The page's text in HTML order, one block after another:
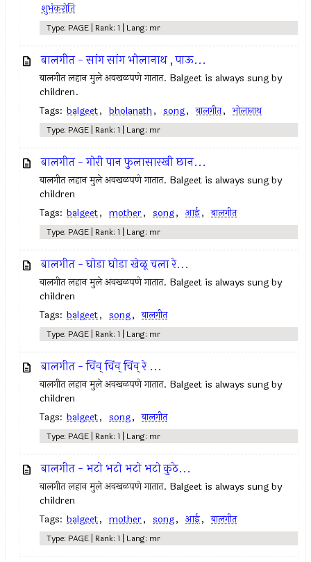
शुभंकरोति
Type: PAGE | Rank: 1 | Lang: mr
बालगीत - सांग सांग भोलानाथ , पाऊ...
बालगीत लहान मुले अवखळपणे गातात. Balgeet is always sung by
children.
Tags: balgeet, bholanath, song, बालगीत, भोलानाथ
Type: PAGE | Rank: 1 | Lang: mr
बालगीत - गोरी पान फुलासारखी छान...
बालगीत लहान मुले अवखळपणे गातात. Balgeet is always sung by
children
Tags: balgeet, mother, song, आई, बालगीत
Type: PAGE | Rank: 1 | Lang: mr
बालगीत - घोडा घोडा खेळू चला रे...
बालगीत लहान मुले अवखळपणे गातात. Balgeet is always sung by
children
Tags: balgeet, song, बालगीत
Type: PAGE | Rank: 1 | Lang: mr
बालगीत - चिंव् चिंव् चिंव् रे ...
बालगीत लहान मुले अवखळपणे गातात. Balgeet is always sung by
children
Tags: balgeet, song, बालगीत
Type: PAGE | Rank: 1 | Lang: mr
बालगीत - भटो भटो भटो भटो कुठे...
बालगीत लहान मुले अवखळपणे गातात. Balgeet is always sung by
children
Tags: balgeet, mother, song, आई, बालगीत
Type: PAGE | Rank: 1 | Lang: mr